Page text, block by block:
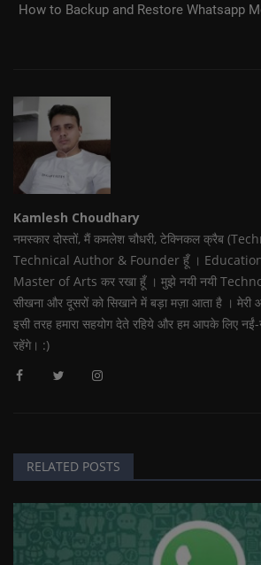
How to Backup and Restore Whatsapp
Kamlesh Choudhary
नमस्कार दोस्तों, मैं कमलेश चौधरी, टेक्निकल क्रैब
Technical Author & Founder हूँ । Education
Master of Arts कर रखा हूँ । मुझे नयी नयी
सीखना और दूसरों को सिखाने में बड़ा मज़ा आता है । मेरी
इसी तरह हमारा सहयोग देते रहिये और हम आपके लिए
रहेंगे। :)
RELATED POSTS